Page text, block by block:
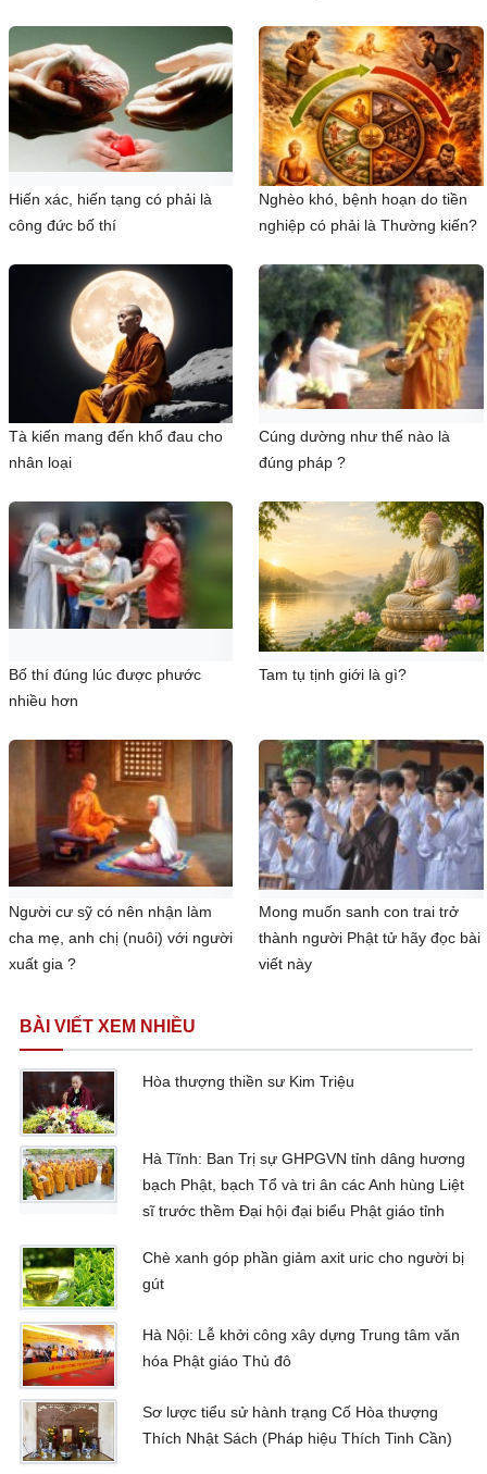
Hiến xác, hiến tạng có phải là
công đức bố thí
Nghèo khó, bệnh hoạn do tiền
nghiệp có phải là Thường kiến?
Tà kiến mang đến khổ đau cho
nhân loại
Cúng dường như thế nào là
đúng pháp ?
Bố thí đúng lúc được phước
nhiều hơn
Tam tụ tịnh giới là gì?
Người cư sỹ có nên nhận làm
cha mẹ, anh chị (nuôi) với người
xuất gia ?
Mong muốn sanh con trai trở
thành người Phật tử hãy đọc bài
viết này
BÀI VIẾT XEM NHIỀU
Hòa thượng thiền sư Kim Triệu
Hà Tĩnh: Ban Trị sự GHPGVN tỉnh dâng hương
bạch Phật, bạch Tổ và tri ân các Anh hùng Liệt
sĩ trước thềm Đại hội đại biểu Phật giáo tỉnh
Chè xanh góp phần giảm axit uric cho người bị
gút
Hà Nội: Lễ khởi công xây dựng Trung tâm văn
hóa Phật giáo Thủ đô
Sơ lược tiểu sử hành trạng Cố Hòa thượng
Thích Nhật Sách (Pháp hiệu Thích Tinh Cần)